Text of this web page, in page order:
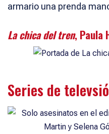
armario una prenda
La chica del tren, Paula
Series de